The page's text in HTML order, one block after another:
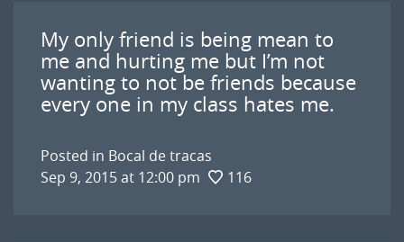
My only friend is being mean to
me and hurting me but I’m not
wanting to not be friends because
every one in my class hates me.
Posted in Bocal de tracas
Sep 9, 2015 at 12:00 pm
116